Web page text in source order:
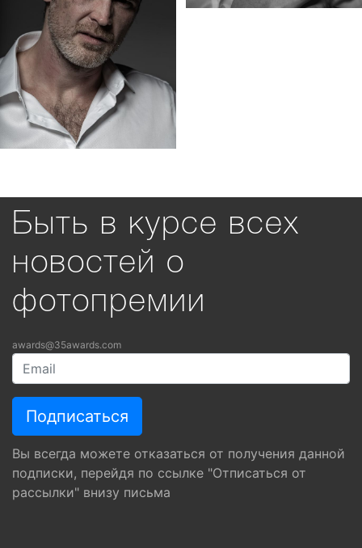
Быть в курсе всех
новостей о
фотопремии
awards@35awards.com
Вы всегда можете отказаться от получения данной
подписки, перейдя по ссылке "Отписаться от
рассылки" внизу письма